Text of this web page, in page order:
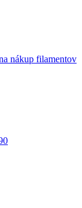
nákup filamentov